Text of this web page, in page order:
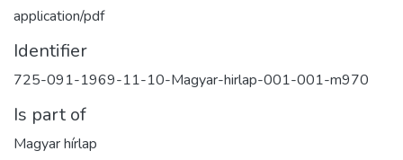
application/pdf
Identifier
725-091-1969-11-10-Magyar-hirlap-001-001-m970
Is part of
Magyar hírlap